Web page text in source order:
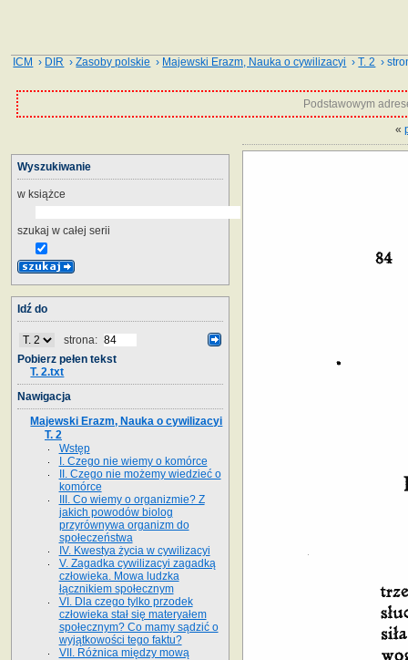
ICM › DIR ›Zasoby polskie › Majewski Erazm, Nauka o cywilizacyi ›T. 2 ›
Podstawowym
«
Wyszukiwanie
w książce
szukaj w całej serii
Idź do
strona:
Pobierz pełen tekst
T. 2.txt
Nawigacja
Majewski Erazm, Nauka o cywilizacyi
T. 2
Wstęp
I. Czego nie wiemy o komórce
II. Czego nie możemy wiedzieć o
komórce
III. Co wiemy o organizmie? Z
jakich powodów biolog
przyrównywa organizm do
społeczeństwa
IV. Kwestya życia w cywilizacyi
V. Zagadka cywilizacyi zagadką
człowieka. Mowa ludzka
łącznikiem społecznym
VI. Dla czego tylko przodek
człowieka stał się materyałem
społecznym? Co mamy sądzić o
wyjątkowości tego faktu?
VII. Różnica między mową